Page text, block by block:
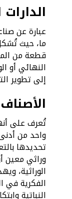
عبارة عن
ما، حيث
قطعة من
النهائي أو
إلى تطوير
تُعرف على
واحد من
تحديدها
وراثي معين
الوراثية،
الفكرية في
النباتية